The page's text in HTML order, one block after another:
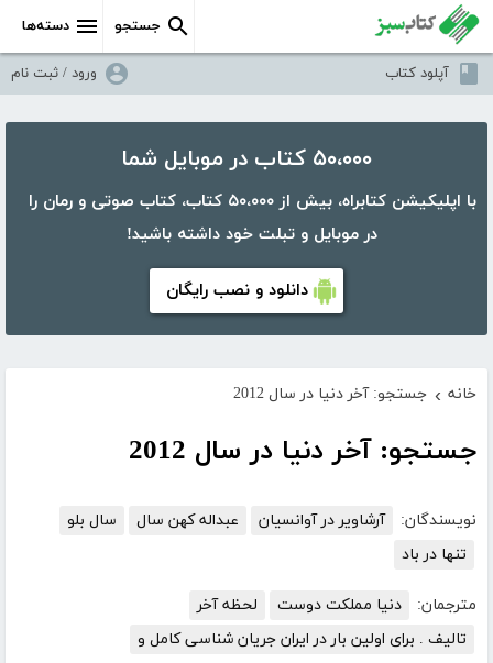
دسته‌ها جستجو
آپلود کتاب ورود / ثبت نام
۵۰،۰۰۰ کتاب در موبایل شما
با اپلیکیشن کتابراه، بیش از ۵۰،۰۰۰ کتاب، کتاب صوتی و رمان را
در موبایل و تبلت خود داشته باشید!
دانلود و نصب رایگان
خانه › جستجو: آخر دنیا در سال 2012
جستجو: آخر دنیا در سال 2012
نویسندگان: آرشاویر در آوانسیان عبداله کهن سال
سال بلو
تنها در باد
مترجمان: دنیا مملکت دوست
لحظه آخر
تالیف . برای اولین بار در ایران جریان شناسی کامل و